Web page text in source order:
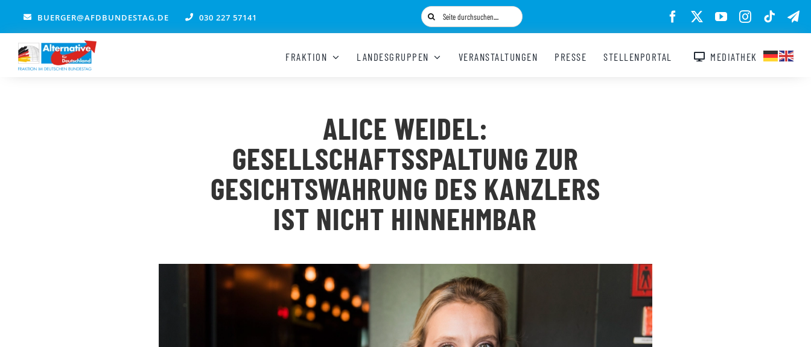
springen
BUERGER@AFDBUNDESTAG.DE 030 227 57141
Suche
nach:
FRAKTION LANDESGRUPPEN VERANSTALTUNGEN PRESSE STELLENPORTAL MEDIATHEK
ALICE WEIDEL:
GESELLSCHAFTSSPALTUNG ZUR
GESICHTSWAHRUNG DES KANZLERS
IST NICHT HINNEHMBAR